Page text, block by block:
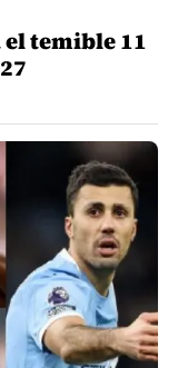
temible 11